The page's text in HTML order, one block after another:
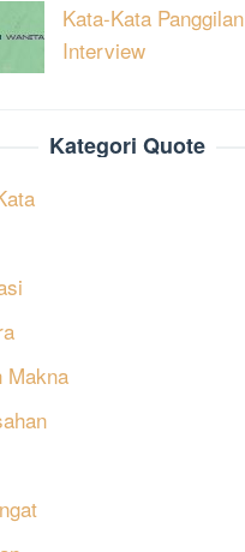
Kata-Kata Panggilan
Interview
Kategori Quote
Makna